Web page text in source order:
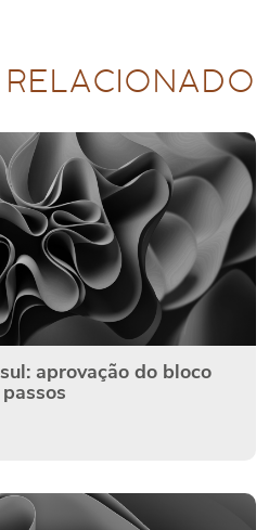
aprovação do bloco